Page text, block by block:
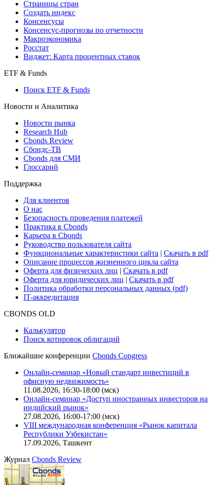
Индексы
Поиск индексов
Страницы стран
Создать индекс
Консенсусы
Макроэкономика
Виджет: Карта процентных ставок
ETF & Funds
Поиск ETF & Funds
Новости и Аналитика
Новости рынка
Research Hub
Сбондс-ТВ
Глоссарий
Поддержка
Для клиентов
О нас
Безопасность проведения платежей
Практика в Cbonds
Карьера в Cbonds
Руководство пользователя сайта
Функциональные характеристики сайта|Скачать в pdf
Описание процессов жизненного цикла сайта
Оферта для юридических лиц
IT-аккредитация
Поиск котировок облигаций
Ближайшие конференцииCbonds Congress
Онлайн-семинар «Новый стандарт инвестиций в
офисную недвижимость»
11.08.2026, 16:30-18:00 (мск)
Онлайн-семинар «Доступ иностранных инвесторов на
индийский рынок»
VIII международная конференция «Рынок капитала
Республики Узбекистан»
17.09.2026, Ташкент